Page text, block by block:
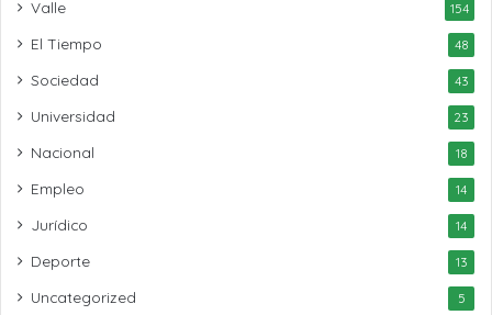
Valle 154
El Tiempo 48
Sociedad 43
Universidad 23
Nacional 18
Empleo 14
Jurídico 14
Deporte 13
Uncategorized 5